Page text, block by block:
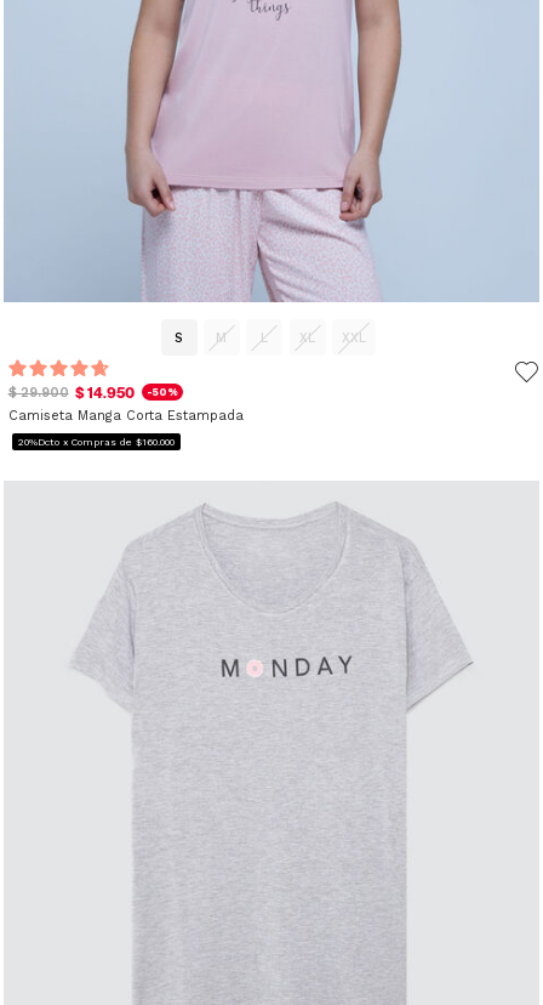
S M L XL XXL
$ 29.900 $ 14.950 -50%
Camiseta Manga Corta Estampada
20%Dcto x Compras de $160.000